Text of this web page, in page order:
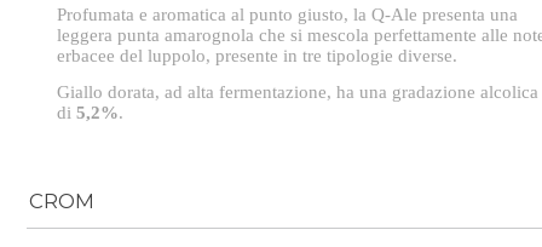
Profumata e aromatica al punto giusto, la Q-Ale presenta una
leggera punta amarognola che si mescola perfettamente alle
erbacee del luppolo, presente in tre tipologie diverse.
Giallo dorata, ad alta fermentazione, ha una gradazione alcolica
di5,2%.
CROM